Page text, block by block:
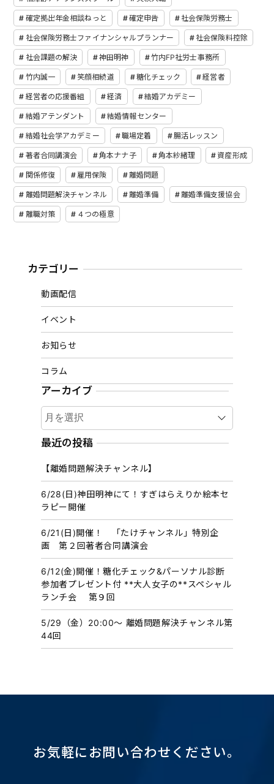
確定拠出年金相談ねっと 確定申告 社会保険労務士
社会保険労務士ファイナンシャルプランナー 社会保険料控除
社会課題の解決 神田明神 竹内FP社労士事務所
竹内誠一 笑顔相続道 糖化チェック 経営者
経営者の応援番組 経済 結婚アカデミー
結婚アテンダント 結婚情報センター
結婚社会学アカデミー 職場定着 腸活レッスン
著者合同講演会 角本ナナ子 角本紗緒理 資産形成
関係修復 雇用保険 離婚問題
離婚問題解決チャンネル 離婚準備 離婚準備支援協会
離職対策 ４つの極意
カテゴリー
動画配信
イベント
お知らせ
コラム
アーカイブ
ア
ー
カ
ブ
最近の投稿
【離婚問題解決チャンネル】
6/28(日)神田明神にて！すぎはらえりか絵本セ
ラピー開催
6/21(日)開催！ 「たけチャンネル」特別企
画 第２回著者合同講演会
6/12(金)開催！糖化チェック&パーソナル診断
参加者プレゼント付 **大人女子の**スペシャル
ランチ会 第９回
5/29（金）20:00〜 離婚問題解決チャンネル第
44回
お気軽にお問い合わせください。